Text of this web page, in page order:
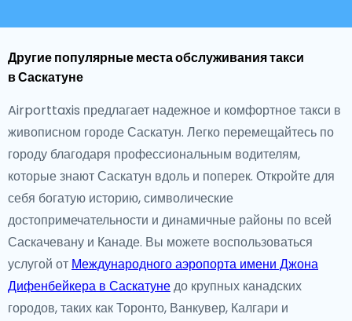
Другие популярные места обслуживания такси
в Саскатуне
Airporttaxis предлагает надежное и комфортное такси в
живописном городе Саскатун. Легко перемещайтесь по
городу благодаря профессиональным водителям,
которые знают Саскатун вдоль и поперек. Откройте для
себя богатую историю, символические
достопримечательности и динамичные районы по всей
Саскачевану и Канаде. Вы можете воспользоваться
услугой от Международного аэропорта имени Джона
Дифенбейкера в Саскатунедо крупных канадских
городов, таких как Торонто, Ванкувер, Калгари и